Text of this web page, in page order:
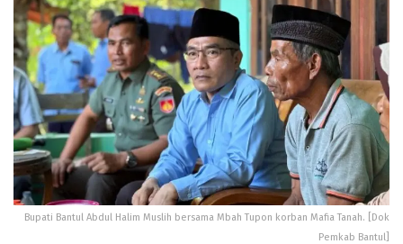
Bupati Bantul Abdul Halim Muslih bersama Mbah Tupon korban Mafia Tanah. [Dok
Pemkab Bantul]